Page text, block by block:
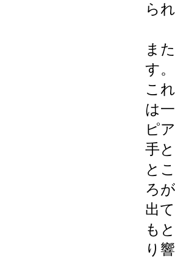
ら
ま
す。
こ
は
ピ
手
と
ろ
出
も
り